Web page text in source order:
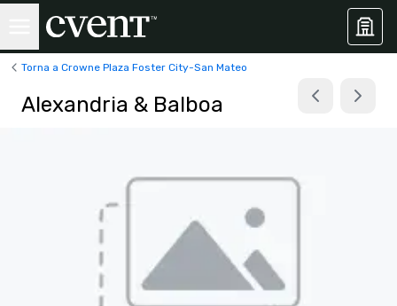
Torna a Crowne Plaza Foster City-San Mateo
Alexandria & Balboa